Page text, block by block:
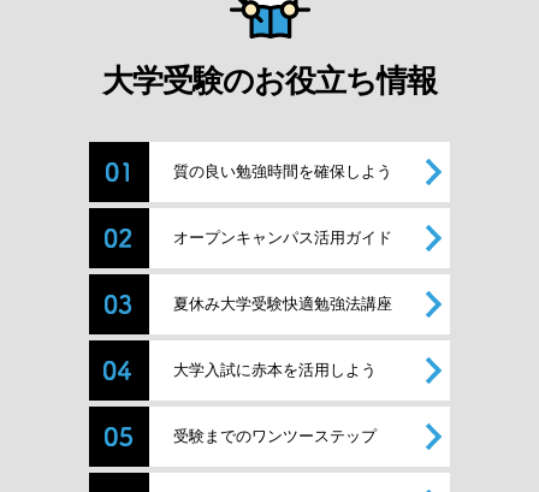
大学受験のお役立ち情報
質の良い勉強時間を確保しよう
オープンキャンパス活用ガイド
夏休み大学受験快適勉強法講座
大学入試に赤本を活用しよう
受験までのワンツーステップ